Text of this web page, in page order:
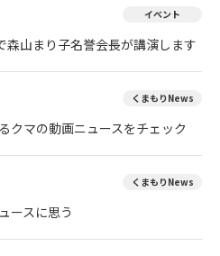
イベント
山まり子名誉会長が講演します
くまもりNews
クマの動画ニュースをチェック
くまもりNews
ースに思う